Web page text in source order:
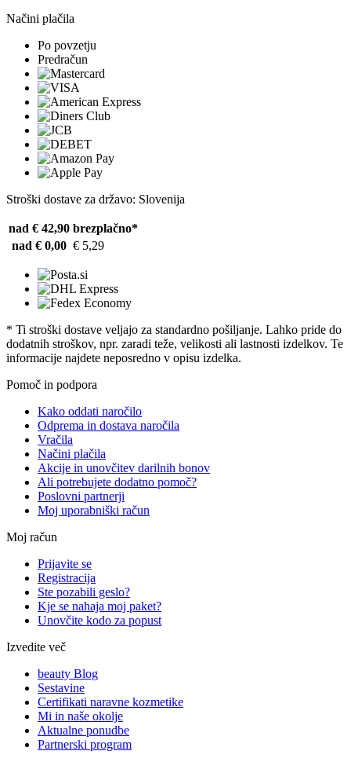
Načini plačila
Po povzetju
Predračun
Stroški dostave za državo: Slovenija
nad € 42,90 brezplačno*
nad € 0,00 € 5,29
* Ti stroški dostave veljajo za standardno pošiljanje. Lahko pride do
dodatnih stroškov, npr. zaradi teže, velikosti ali lastnosti izdelkov. Te
informacije najdete neposredno v opisu izdelka.
Pomoč in podpora
Kako oddati naročilo
Odprema in dostava naročila
Vračila
Načini plačila
Akcije in unovčitev darilnih bonov
Ali potrebujete dodatno pomoč?
Poslovni partnerji
Moj uporabniški račun
Moj račun
Prijavite se
Registracija
Ste pozabili geslo?
Kje se nahaja moj paket?
Unovčite kodo za popust
Izvedite več
beauty Blog
Sestavine
Certifikati naravne kozmetike
Mi in naše okolje
Aktualne ponudbe
Partnerski program